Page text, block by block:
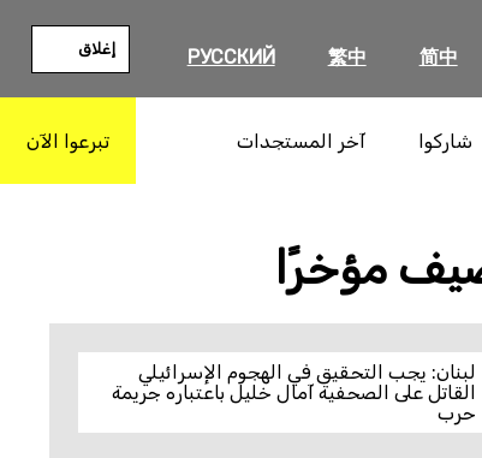
简中
繁中
РУССКИЙ إغلاق
شاركوا آخر المستجدات تبرعوا الآن
مؤخرًا
لبنان: يجب التحقيق في الهجوم الإسرائيلي
القاتل على الصحفية آمال خليل باعتباره جريمة
حرب